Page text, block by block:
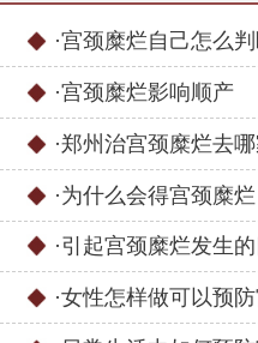
·宫颈糜烂自己怎么
·宫颈糜烂影响顺产
·郑州治宫颈糜烂去
·为什么会得宫颈糜烂
·引起宫颈糜烂发生
·女性怎样做可以预